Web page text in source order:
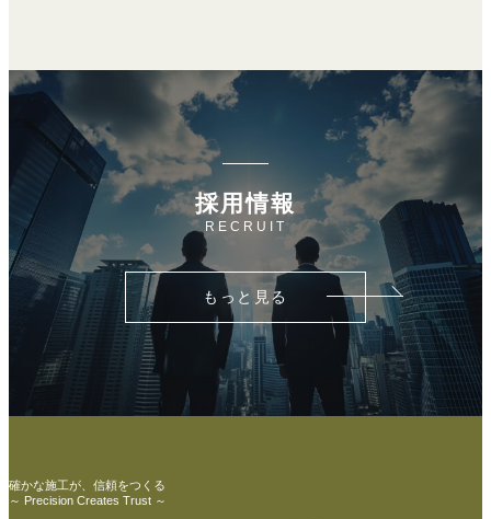
採用情報
RECRUIT
もっと見る
確かな施工が、信頼をつくる
～ Precision Creates Trust ～